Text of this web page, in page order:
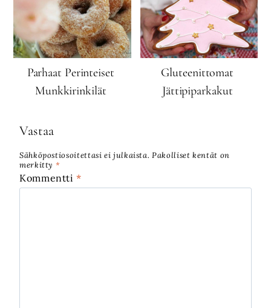
Parhaat Perinteiset
Munkkirinkilät
Gluteenittomat
Jättipiparkakut
Vastaa
Sähköpostiosoitettasi ei julkaista. Pakolliset kentät on
merkitty *
Kommentti*